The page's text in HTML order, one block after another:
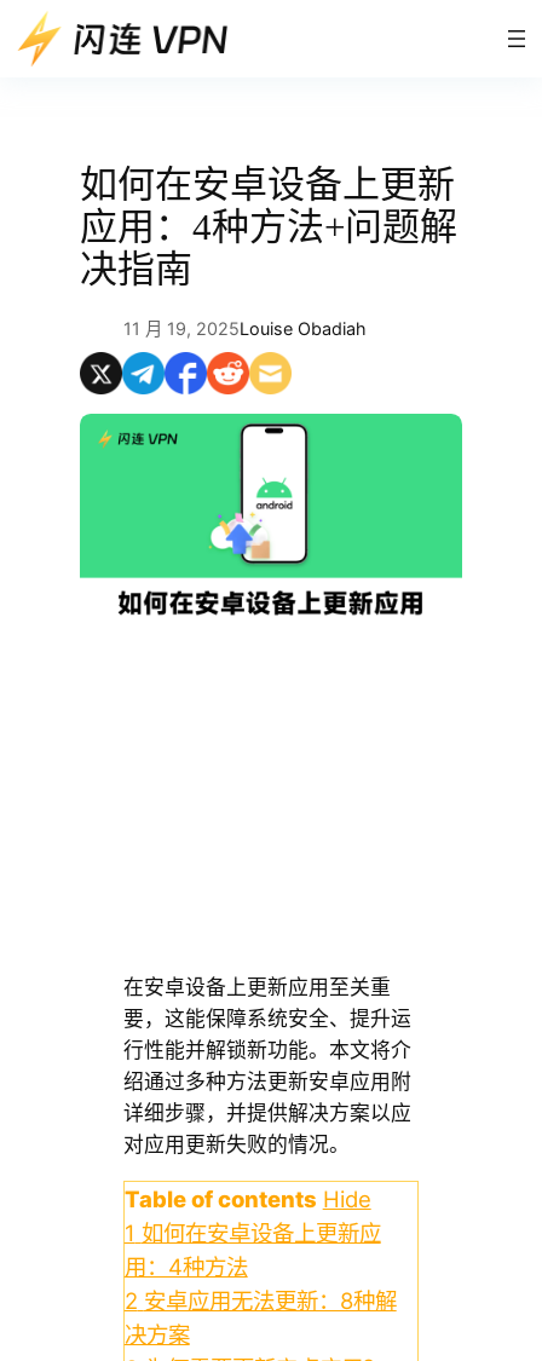
至
如何在安卓设备上更新
应用：4种方法+问题解
决指南
11 月 19, 2025Louise Obadiah
在安卓设备上更新应用至关重
要，这能保障系统安全、提升运
行性能并解锁新功能。本文将介
绍通过多种方法更新安卓应用附
详细步骤，并提供解决方案以应
对应用更新失败的情况。
Table of contents Hide
1 如何在安卓设备上更新应
用：4种方法
2 安卓应用无法更新：8种解
决方案